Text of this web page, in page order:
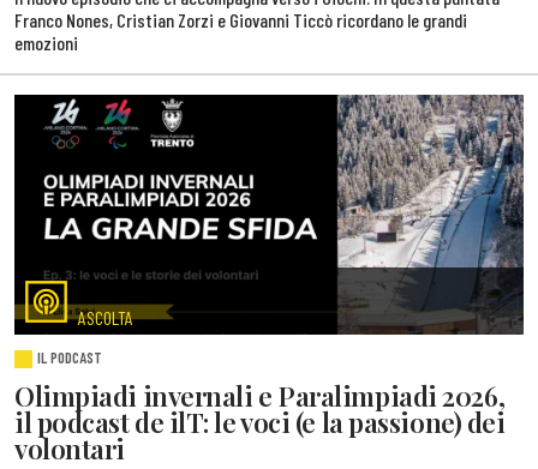
Franco Nones, Cristian Zorzi e Giovanni Ticcò ricordano le grandi
emozioni
ASCOLTA
IL PODCAST
Olimpiadi invernali e Paralimpiadi 2026,
il podcast de ilT: le voci (e la passione) dei
volontari